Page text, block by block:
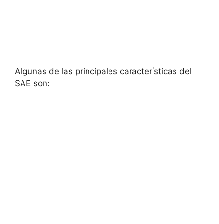
Algunas de las principales características del
SAE son: